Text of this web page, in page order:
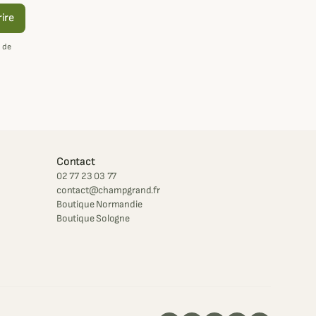
de
Contact
02 77 23 03 77
contact@champgrand.fr
Boutique Normandie
Boutique Sologne